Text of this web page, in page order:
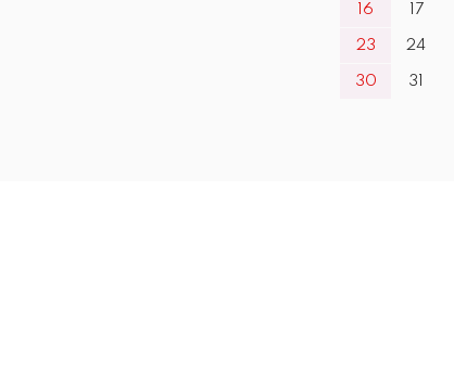
16 17
23 24
30 31